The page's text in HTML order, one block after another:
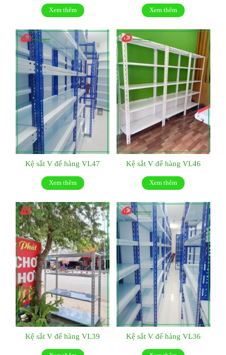
Xem thêm Xem thêm
Kệ sắt V để hàng VL47
Xem thêm
Kệ sắt V để hàng VL46
Xem thêm
Kệ sắt V để hàng VL39 Kệ sắt V để hàng VL36